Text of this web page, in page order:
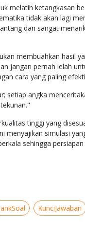
melatih ketangkasan
tidak akan lagi
dan sangat
membuahkan hasil
jangan pernah lelah
cara yang paling
setiap angka
tinggi yang
menyajikan simulasi
sehingga
KunciJawaban